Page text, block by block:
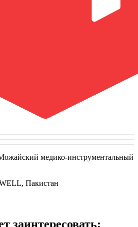
медико-инструментальный
Пакистан
заинтересовать: